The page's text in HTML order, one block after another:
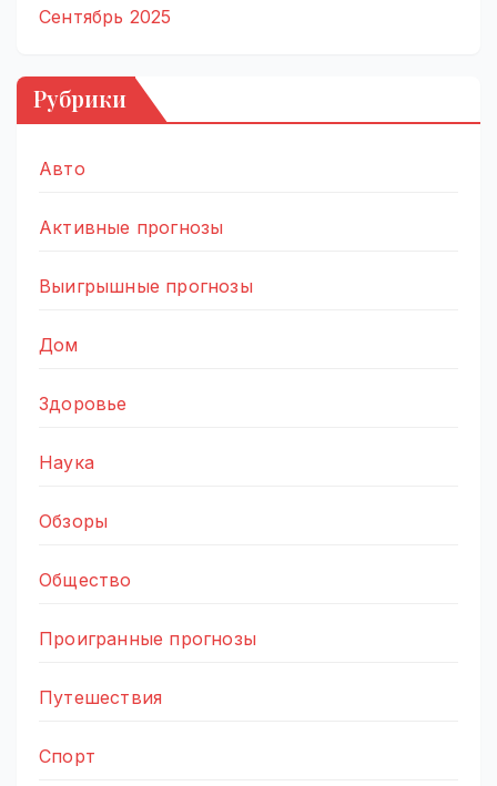
Сентябрь 2025
Рубрики
Авто
Активные прогнозы
Выигрышные прогнозы
Дом
Здоровье
Наука
Обзоры
Общество
Проигранные прогнозы
Путешествия
Спорт